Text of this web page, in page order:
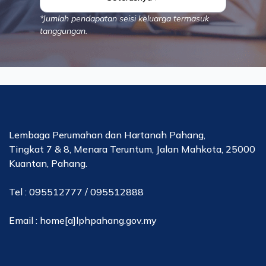
*Jumlah pendapatan seisi keluarga termasuk
tanggungan.
Lembaga Perumahan dan Hartanah Pahang,
Tingkat 7 & 8, Menara Teruntum, Jalan Mahkota, 25000
Kuantan, Pahang.
Tel : 095512777 / 095512888
Email : home[a]lphpahang.gov.my